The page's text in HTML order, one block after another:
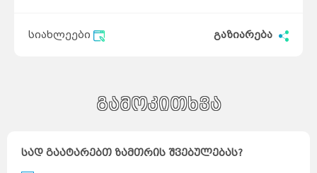
ავტოტრანსპორტის მოძრაობა აკრძალულია.
ზვავების მოცულობაზე იქნება დამოკიდებული
შესასრულებელი გაწმენდითი სამუშაოების
დეპარტამენტის შესაბამისი სამსახურები ადგილზე
სიახლეები გაზიარება
გამოკითხვა
სად გაატარებთ ზამთრის შვებულებას?